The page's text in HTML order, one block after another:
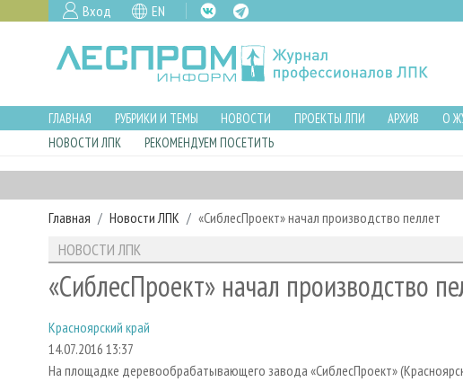
Вход EN
ГЛАВНАЯ РУБРИКИ И ТЕМЫ НОВОСТИ ПРОЕКТЫ ЛПИ АРХИВ О
НОВОСТИ ЛПК
РЕКОМЕНДУЕМ ПОСЕТИТЬ
Главная Новости ЛПК «СиблесПроект» начал производство пеллет
НОВОСТИ ЛПК
«СиблесПроект» начал производство
Красноярский край
14.07.2016 13:37
На площадке деревообрабатывающего завода «СиблесПроект»